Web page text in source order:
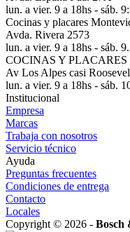
lun. a vier. 9 a 18hs - sáb.
Cocinas y placares
Avda. Rivera 2573
lun. a vier. 9 a 18hs - sáb.
COCINAS Y PLACARES
Av Los Alpes casi
lun. a vier. 9 a 18hs - sáb.
Institucional
Empresa
Marcas
Trabaja con nosotros
Servicio técnico
Ayuda
Preguntas frecuentes
Condiciones de entrega
Contacto
Locales
Copyright © 2026 - Bosch